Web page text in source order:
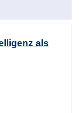
als